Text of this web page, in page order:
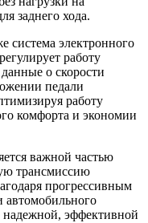
заднего хода.
сист­ема электронного
работу
о скорости
педали
работу
комфорта и экономии
важной частью
трансмиссию
прогрессивным
автомобильного
надежной, эффективной